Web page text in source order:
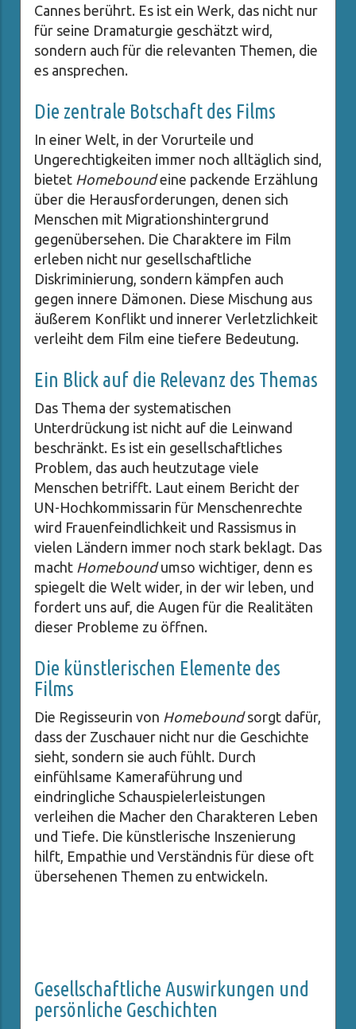
Cannes berührt. Es ist ein Werk, das nicht nur
für seine Dramaturgie geschätzt wird,
sondern auch für die relevanten Themen, die
es ansprechen.
Die zentrale Botschaft des Films
In einer Welt, in der Vorurteile und
Ungerechtigkeiten immer noch alltäglich sind,
bietet Homeboundeine packende Erzählung
über die Herausforderungen, denen sich
Menschen mit Migrationshintergrund
gegenübersehen. Die Charaktere im Film
erleben nicht nur gesellschaftliche
Diskriminierung, sondern kämpfen auch
gegen innere Dämonen. Diese Mischung aus
äußerem Konflikt und innerer Verletzlichkeit
verleiht dem Film eine tiefere Bedeutung.
Ein Blick auf die Relevanz des Themas
Das Thema der systematischen
Unterdrückung ist nicht auf die Leinwand
beschränkt. Es ist ein gesellschaftliches
Problem, das auch heutzutage viele
Menschen betrifft. Laut einem Bericht der
UN-Hochkommissarin für Menschenrechte
wird Frauenfeindlichkeit und Rassismus in
vielen Ländern immer noch stark beklagt. Das
macht Homeboundumso wichtiger, denn es
spiegelt die Welt wider, in der wir leben, und
fordert uns auf, die Augen für die Realitäten
dieser Probleme zu öffnen.
Die künstlerischen Elemente des
Films
Die Regisseurin von Homeboundsorgt dafür,
dass der Zuschauer nicht nur die Geschichte
sieht, sondern sie auch fühlt. Durch
einfühlsame Kameraführung und
eindringliche Schauspielerleistungen
verleihen die Macher den Charakteren Leben
und Tiefe. Die künstlerische Inszenierung
hilft, Empathie und Verständnis für diese oft
übersehenen Themen zu entwickeln.
Gesellschaftliche Auswirkungen und
persönliche Geschichten